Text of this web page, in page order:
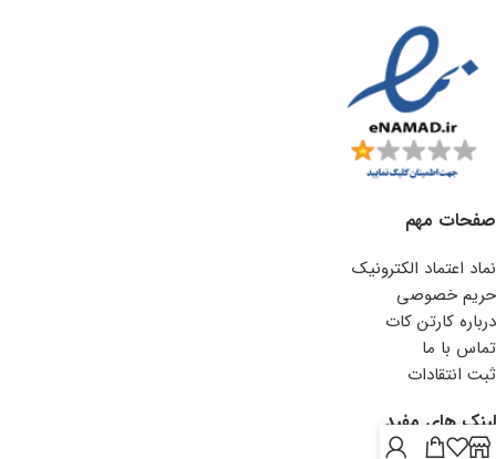
صفحات مهم
نماد اعتماد الکترونیک
حریم خصوصی
درباره کارتن کات
تماس با ما
ثبت انتقادات
لینک های مفید